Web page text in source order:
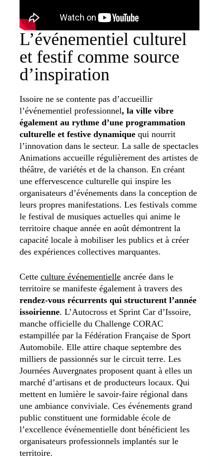
L’événementiel culturel
et festif comme source
d’inspiration
Issoire ne se contente pas d’accueillir
l’événementiel professionnel, la ville vibre
également au rythme d’une programmation
culturelle et festive dynamique qui nourrit
l’innovation dans le secteur. La salle de spectacles
Animations accueille régulièrement des artistes de
théâtre, de variétés et de la chanson. En créant
une effervescence culturelle qui inspire les
organisateurs d’événements dans la conception de
leurs propres manifestations. Les festivals comme
le festival de musiques actuelles qui anime le
territoire chaque année en août démontrent la
capacité locale à mobiliser les publics et à créer
des expériences collectives marquantes.
Cette culture événementielle ancrée dans le
territoire se manifeste également à travers des
rendez-vous récurrents qui structurent l’année
issoirienne. L’Autocross et Sprint Car d’Issoire,
manche officielle du Challenge CORAC
estampillée par la Fédération Française de Sport
Automobile. Elle attire chaque septembre des
milliers de passionnés sur le circuit terre. Les
Journées Auvergnates proposent quant à elles un
marché d’artisans et de producteurs locaux. Qui
mettent en lumière le savoir-faire régional dans
une ambiance conviviale. Ces événements grand
public constituent une formidable école de
l’excellence événementielle dont bénéficient les
organisateurs professionnels implantés sur le
territoire.